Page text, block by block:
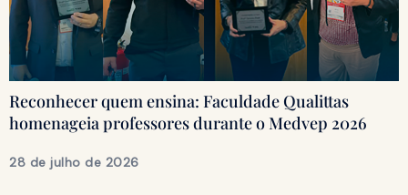
Reconhecer quem ensina: Faculdade Qualittas
homenageia professores durante o Medvep 2026
28 de julho de 2026